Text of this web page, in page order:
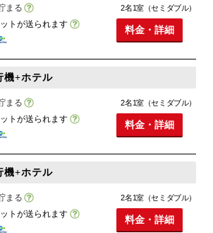
まる
トが送られます
2名1室（セミダブル）
料金・詳細
+ホテル
まる
トが送られます
2名1室（セミダブル）
料金・詳細
+ホテル
まる
トが送られます
2名1室（セミダブル）
料金・詳細